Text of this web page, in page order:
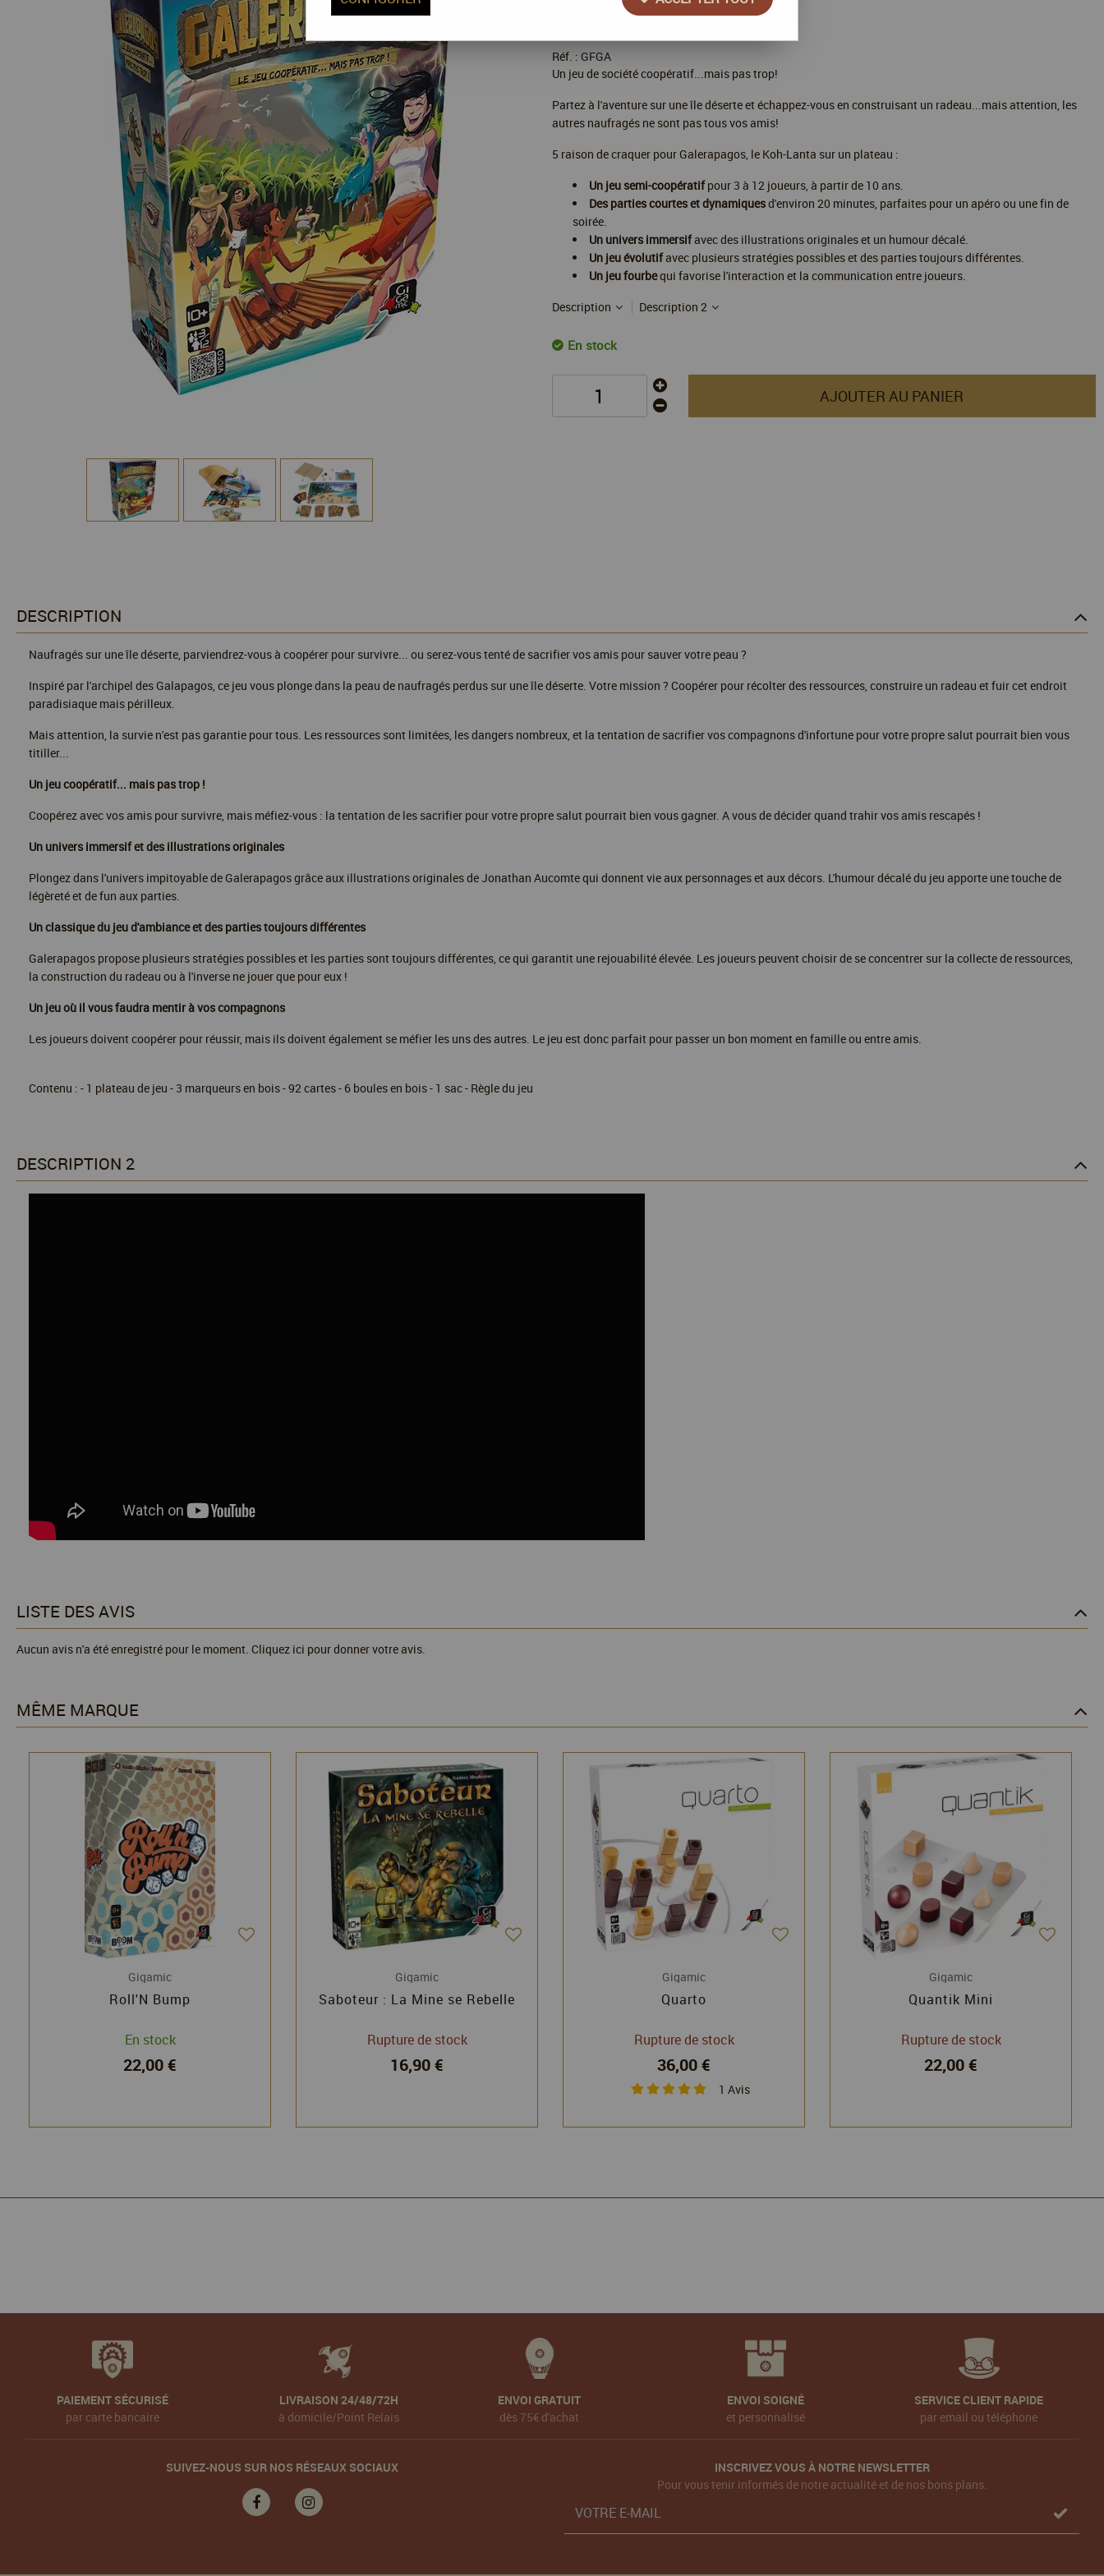
€TTC
Réf. : GFGA
Un jeu de société coopératif...mais pas trop!
Partez à l'aventure sur une île déserte et échappez-vous en construisant un radeau...mais attention, les
autres naufragés ne sont pas tous vos amis!
5 raison de craquer pour Galerapagos, le Koh-Lanta sur un plateau :
Un jeu semi-coopératifpour 3 à 12 joueurs, à partir de 10 ans.
Des parties courtes et dynamiquesd'environ 20 minutes, parfaites pour un apéro ou une fin de
soirée.
Un univers immersifavec des illustrations originales et un humour décalé.
Un jeu évolutifavec plusieurs stratégies possibles et des parties toujours différentes.
Un jeu fourbequi favorise l'interaction et la communication entre joueurs.
Description
Description 2
En stock
AJOUTER AU PANIER
DESCRIPTION
Naufragés sur une île déserte, parviendrez-vous à coopérer pour survivre... ou serez-vous tenté de sacrifier vos amis pour sauver votre peau ?
Inspiré par l'archipel des Galapagos, ce jeu vous plonge dans la peau de naufragés perdus sur une île déserte. Votre mission ? Coopérer pour récolter des ressources, construire un radeau et fuir cet endroit
paradisiaque mais périlleux.
Mais attention, la survie n'est pas garantie pour tous. Les ressources sont limitées, les dangers nombreux, et la tentation de sacrifier vos compagnons d'infortune pour votre propre salut pourrait bien vous
titiller...
Un jeu coopératif... mais pas trop !
Coopérez avec vos amis pour survivre, mais méfiez-vous : la tentation de les sacrifier pour votre propre salut pourrait bien vous gagner. A vous de décider quand trahir vos amis rescapés !
Un univers immersif et des illustrations originales
Plongez dans l'univers impitoyable de Galerapagos grâce aux illustrations originales de Jonathan Aucomte qui donnent vie aux personnages et aux décors. L'humour décalé du jeu apporte une touche de
légèreté et de fun aux parties.
Un classique du jeu d'ambiance et des parties toujours différentes
Galerapagos propose plusieurs stratégies possibles et les parties sont toujours différentes, ce qui garantit une rejouabilité élevée. Les joueurs peuvent choisir de se concentrer sur la collecte de ressources,
la construction du radeau ou à l'inverse ne jouer que pour eux !
Un jeu où il vous faudra mentir à vos compagnons
Les joueurs doivent coopérer pour réussir, mais ils doivent également se méfier les uns des autres. Le jeu est donc parfait pour passer un bon moment en famille ou entre amis.
Contenu : - 1 plateau de jeu - 3 marqueurs en bois - 92 cartes - 6 boules en bois - 1 sac - Règle du jeu
DESCRIPTION 2
LISTE DES AVIS
Aucun avis n'a été enregistré pour le moment. Cliquez ici pour donner votre avis.
MÊME MARQUE
Gigamic
Roll'N Bump
En stock
22,00 €
Gigamic
Saboteur : La Mine se Rebelle
Rupture de stock
16,90 €
Gigamic
Quarto
Rupture de stock
36,00 €
1 Avis
Gigamic
Quantik Mini
Rupture de stock
22,00 €
PAIEMENT SÉCURISÉ
par carte bancaire
LIVRAISON 24/48/72H
à domicile/Point Relais
ENVOI GRATUIT
dès 75€ d'achat
ENVOI SOIGNÉ
et personnalisé
SERVICE CLIENT RAPIDE
par email ou téléphone
SUIVEZ-NOUS SUR NOS RÉSEAUX SOCIAUX
INSCRIVEZ VOUS À NOTRE NEWSLETTER
Pour vous tenir informés de notre actualité et de nos bons plans.